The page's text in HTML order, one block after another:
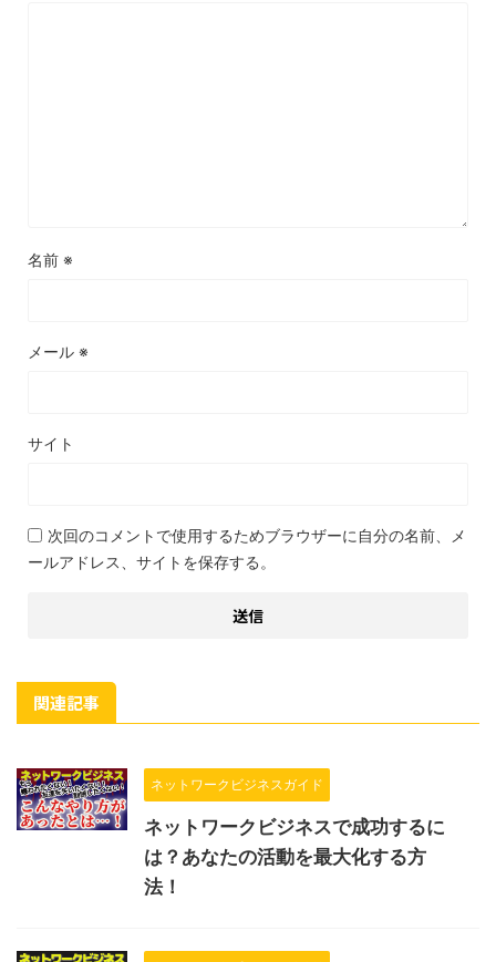
名前 ※
メール ※
サイト
次回のコメントで使用するためブラウザーに自分の名前、メ
ールアドレス、サイトを保存する。
関連記事
ネットワークビジネスガイド
ネットワークビジネスで成功するに
は？あなたの活動を最大化する方
法！